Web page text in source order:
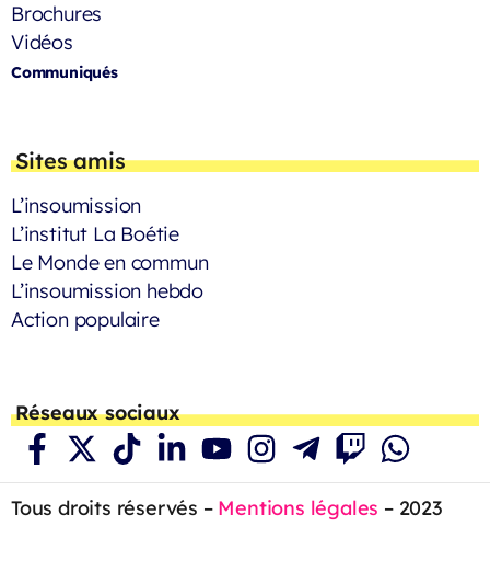
Brochures
Vidéos
Communiqués
Sites amis
L’insoumission
L’institut La Boétie
Le Monde en commun
L’insoumission hebdo
Action populaire
Réseaux sociaux
Tous droits réservés – Mentions légales – 2023